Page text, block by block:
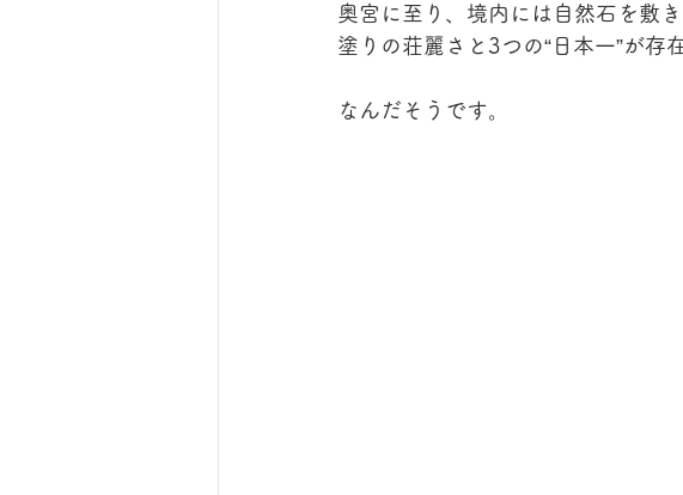
奥宮に至り、境内には自然石を敷
塗りの荘麗さと3つの“日本一”が存
なんだそうです。